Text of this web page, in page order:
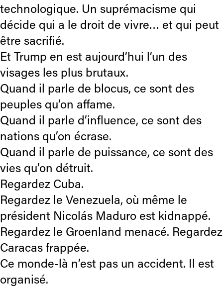
technologique. Un suprémacisme qui
décide qui a le droit de vivre… et qui peut
être sacrifié.
Et Trump en est aujourd’hui l’un des
visages les plus brutaux.
Quand il parle de blocus, ce sont des
peuples qu’on affame.
Quand il parle d’influence, ce sont des
nations qu’on écrase.
Quand il parle de puissance, ce sont des
vies qu’on détruit.
Regardez Cuba.
Regardez le Venezuela, où même le
président Nicolás Maduro est kidnappé.
Regardez le Groenland menacé. Regardez
Caracas frappée.
Ce monde-là n’est pas un accident. Il est
organisé.